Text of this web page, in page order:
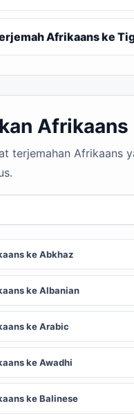
Afrikaans ke
Afrikaans
terjemahan Afrikaans
ke Abkhaz
ke Albanian
ke Arabic
ke Awadhi
ke Balinese